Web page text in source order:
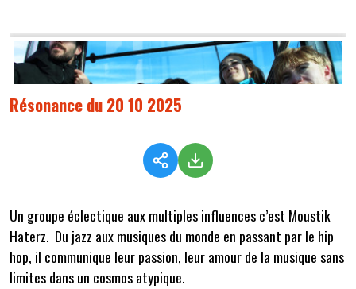
Résonance du 20 10 2025
Un groupe éclectique aux multiples influences c’est Moustik
Haterz. Du jazz aux musiques du monde en passant par le hip
hop, il communique leur passion, leur amour de la musique sans
limites dans un cosmos atypique.